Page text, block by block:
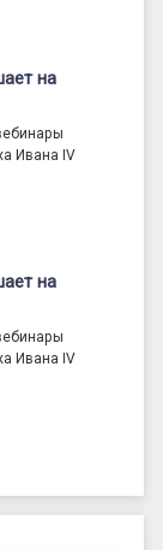
на
Ивана IV
на
Ивана IV